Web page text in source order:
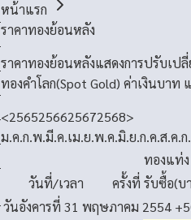
หน้าแรก
ราคาทองย้อนหลัง
ราคาทองย้อนหลังแสดงการปรับเป
ทองคำโลก(Spot Gold) ค่าเงินบาท
<2565256625672568>
ม.ค.ก.พ.มี.ค.เม.ย.พ.ค.มิ.ย.ก.ค.ส.ค.ก
ทองแท่ง
วันที่/เวลา
ครั้งที่ รับซื้อ(บ
วันอังคารที่ 31 พฤษภาคม 2554